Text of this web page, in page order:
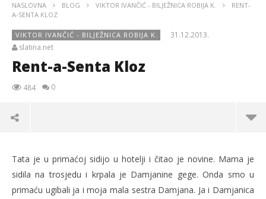
NASLOVNA BLOG VIKTOR IVANČIĆ - BILJEŽNICA ROBIJA K.
RENT-
A-SENTA KLOZ
VIKTOR IVANČIĆ - BILJEŽNICA ROBIJA K.
31.12.2013.
slatina.net
Rent-a-Senta Kloz
484 0
31.12.2013.
slatina.net
Tata je u primaćoj sidijo u hotelji i čitao je novine. Mama je
sidila na trosjedu i krpala je Damjanine gege. Onda smo u
primaću ugibali ja i moja mala sestra Damjana. Ja i Damjanica